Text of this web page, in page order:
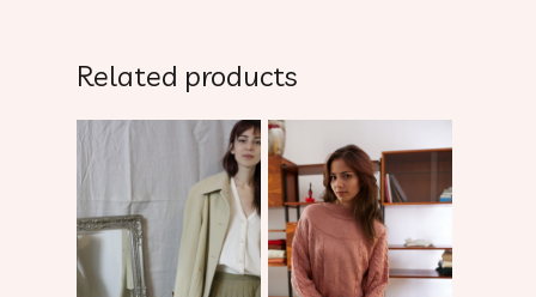
Related products